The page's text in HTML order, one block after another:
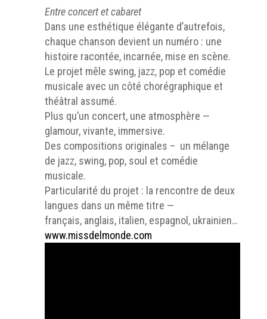
Entre concert et cabaret
Dans une esthétique élégante d’autrefois,
chaque chanson devient un numéro : une
histoire racontée, incarnée, mise en scène.
Le projet mêle swing, jazz, pop et comédie
musicale avec un côté chorégraphique et
théâtral assumé.
Plus qu’un concert, une atmosphère —
glamour, vivante, immersive.
Des compositions originales – un mélange
de jazz, swing, pop, soul et comédie
musicale.
Particularité du projet : la rencontre de deux
langues dans un même titre —
français, anglais, italien, espagnol, ukrainien…
www.missdelmonde.com